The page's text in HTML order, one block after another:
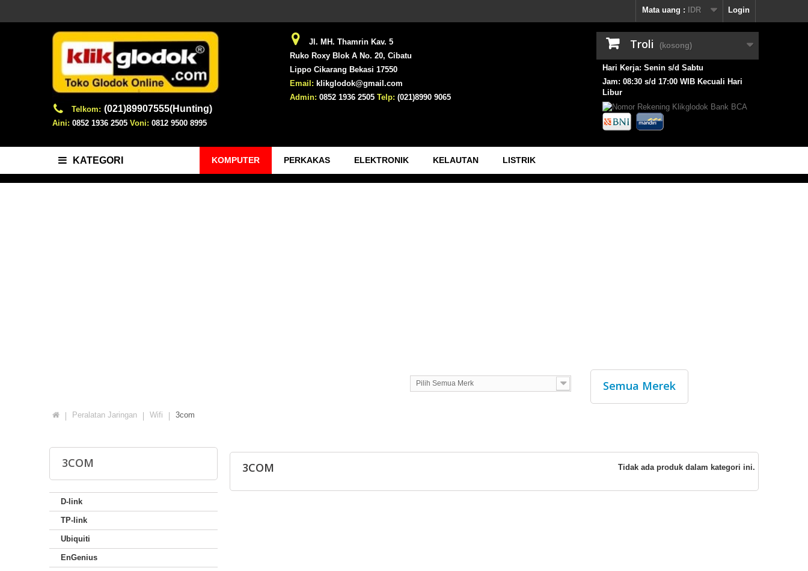
Login
Mata uang : IDR
Telkom: (021)89907555(Hunting)
Aini: 0852 1936 2505 Voni: 0812 9500 8995
Jl. MH. Thamrin Kav. 5
Ruko Roxy Blok A No. 20, Cibatu
Lippo Cikarang Bekasi 17550
Email: klikglodok@gmail.com
Admin: 0852 1936 2505 Telp: (021)8990 9065
Troli (kosong)
Hari Kerja: Senin s/d Sabtu
Jam: 08:30 s/d 17:00 WIB Kecuali Hari
Libur
KATEGORI KOMPUTER PERKAKAS ELEKTRONIK KELAUTAN LISTRIK
Pilih Semua Merk Semua Merek
Peralatan Jaringan Wifi 3com
3COM
D-link
TP-link
Ubiquiti
EnGenius
3COM Tidak ada produk dalam kategori ini.